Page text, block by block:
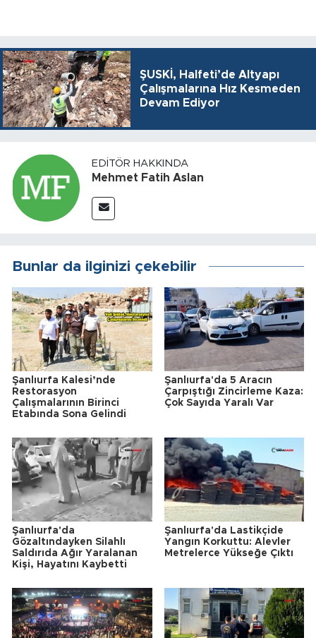
ŞUSKİ, Halfeti’de Altyapı
Çalışmalarına Hız Kesmeden
Devam Ediyor
EDITÖR HAKKINDA
Mehmet Fatih Aslan
Bunlar da ilginizi çekebilir
Şanlıurfa Kalesi’nde
Restorasyon
Çalışmalarının Birinci
Etabında Sona Gelindi
Şanlıurfa'da 5 Aracın
Çarpıştığı Zincirleme Kaza:
Çok Sayıda Yaralı Var
Şanlıurfa'da
Gözaltındayken Silahlı
Saldırıda Ağır Yaralanan
Kişi, Hayatını Kaybetti
Şanlıurfa'da Lastikçide
Yangın Korkuttu: Alevler
Metrelerce Yükseğe Çıktı